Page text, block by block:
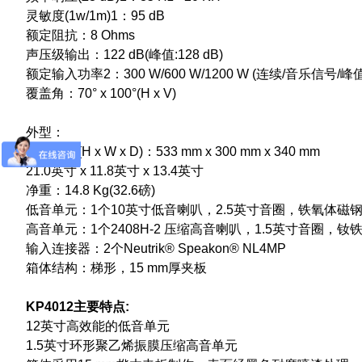
灵敏度(1w/1m)1：95 dB
额定阻抗：8 Ohms
声压级输出：122 dB(峰值:128 dB)
额定输入功率2：300 W/600 W/1200 W (连续/音乐信号/峰
覆盖角：70° x 100°(H x V)
外型：
外型尺寸(H x W x D)：533 mm x 300 mm x 340 mm
21.0英寸 x 11.8英寸 x 13.4英寸
净重：14.8 Kg(32.6磅)
低音单元：1个10英寸低音喇叭，2.5英寸音圈，铁氧体磁钢
高音单元：1个2408H-2 压缩高音喇叭，1.5英寸音圈，钕
输入连接器：2个Neutrik® Speakon® NL4MP
箱体结构：梯形，15 mm厚夹板
KP4012主要特点:
12英寸高效能的低音单元
1.5英寸环形聚乙烯振膜压缩高音单元